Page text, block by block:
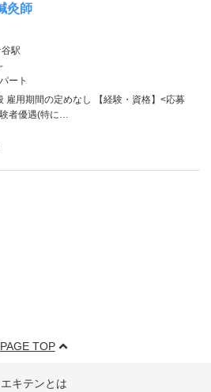
灸師
駅
ート
雇用期間の定めなし 【経験・資格】<応募
者優遇(特に…
PAGE TOP
エキテンとは